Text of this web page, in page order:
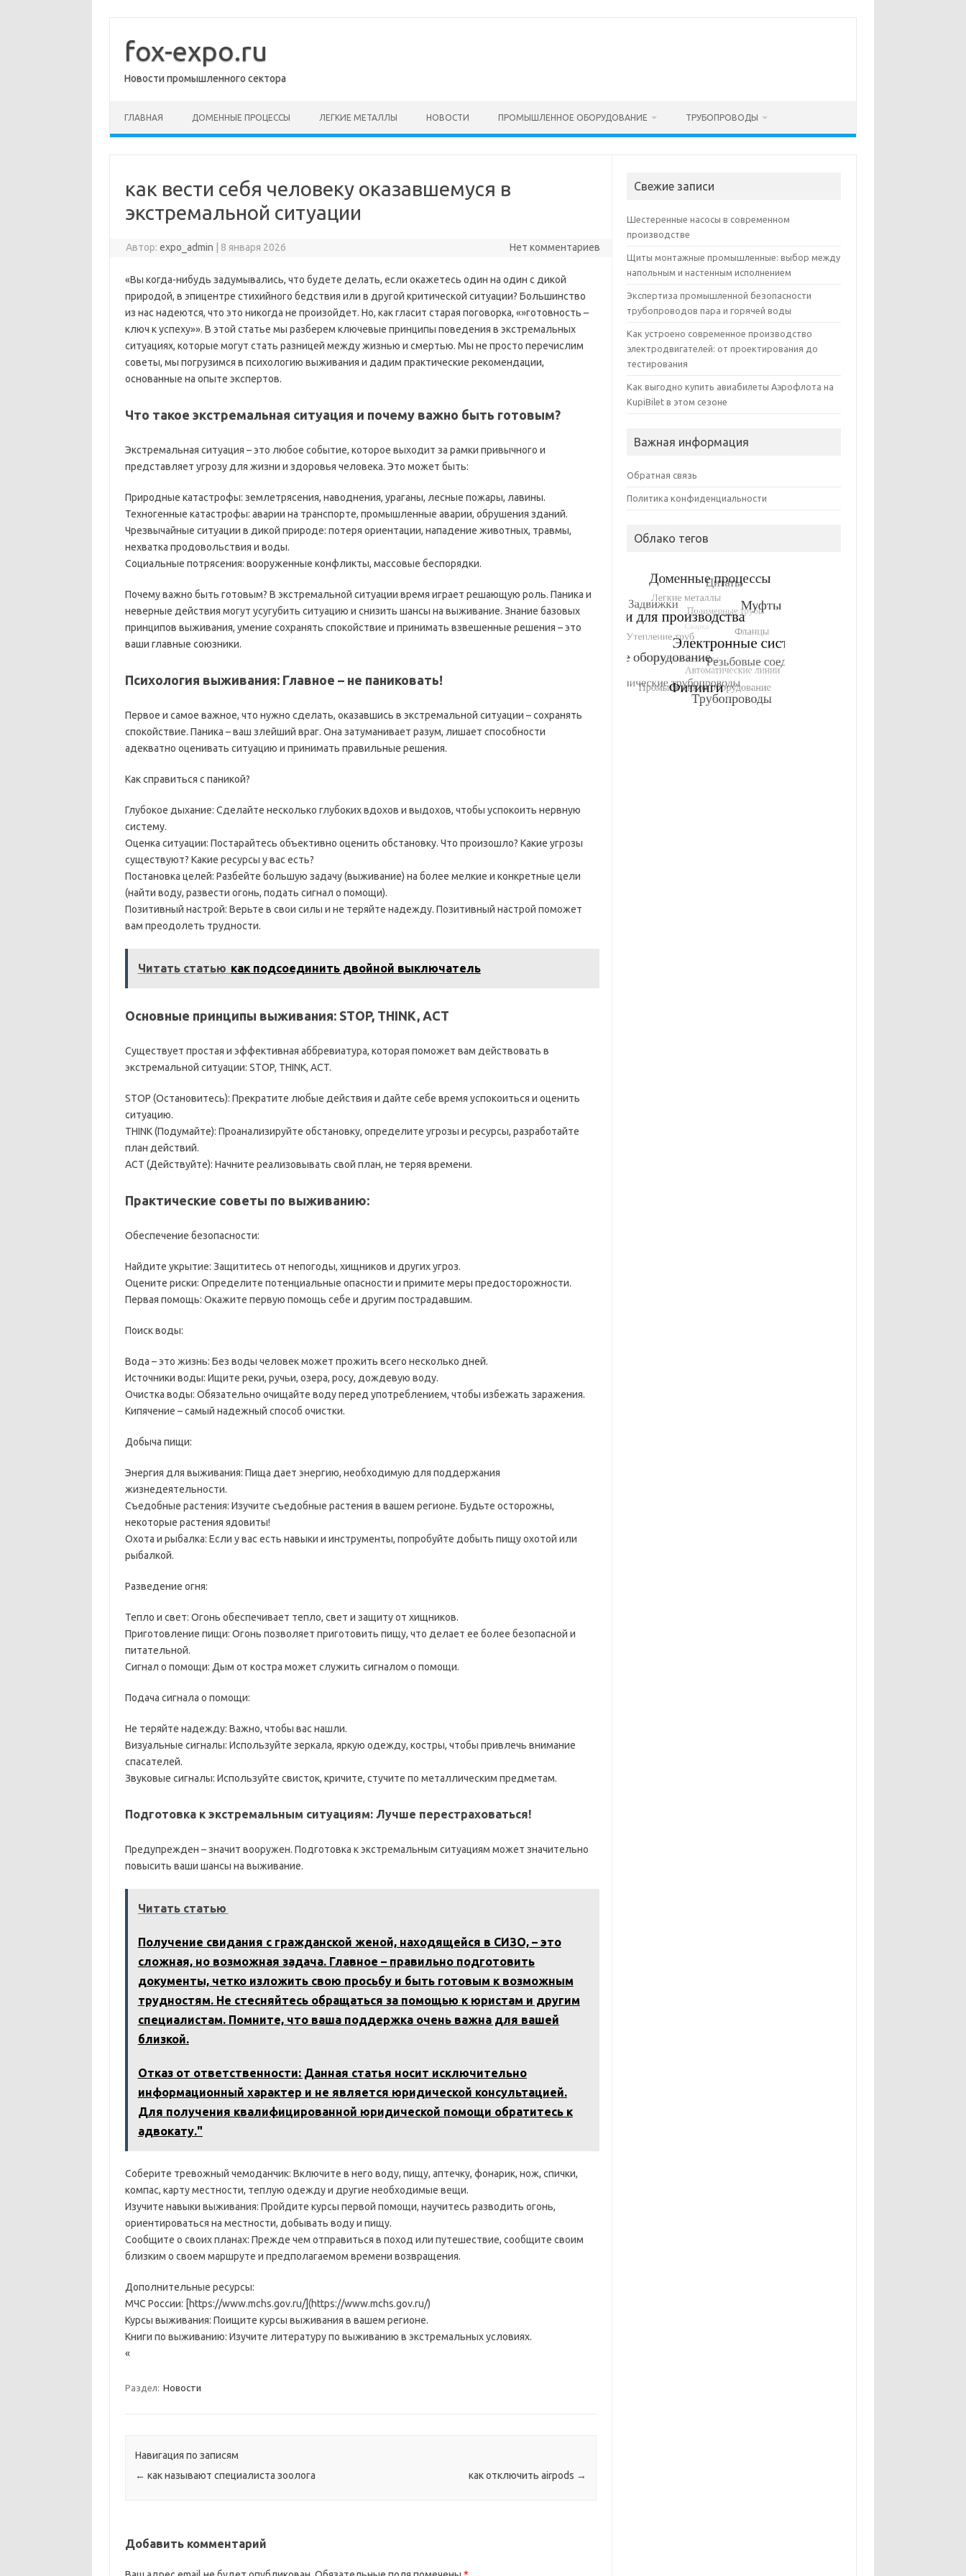
содержимому
fox-expo.ru
Новости промышленного сектора
ГЛАВНАЯ ДОМЕННЫЕ ПРОЦЕССЫ ЛЕГКИЕ МЕТАЛЛЫ НОВОСТИ ПРОМЫШЛЕННОЕ ОБОРУДОВАНИЕ ТРУБОПРОВОДЫ
как вести себя человеку оказавшемуся в
экстремальной ситуации
Автор:expo_admin 8 января 2026 Нет комментариев
«Вы когда-нибудь задумывались, что будете делать, если окажетесь один на один с дикой
природой, в эпицентре стихийного бедствия или в другой критической ситуации? Большинство
из нас надеются, что это никогда не произойдет. Но, как гласит старая поговорка, «»готовность –
ключ к успеху»». В этой статье мы разберем ключевые принципы поведения в экстремальных
ситуациях, которые могут стать разницей между жизнью и смертью. Мы не просто перечислим
советы, мы погрузимся в психологию выживания и дадим практические рекомендации,
основанные на опыте экспертов.
Что такое экстремальная ситуация и почему важно быть готовым?
Экстремальная ситуация – это любое событие, которое выходит за рамки привычного и
представляет угрозу для жизни и здоровья человека. Это может быть:
Природные катастрофы: землетрясения, наводнения, ураганы, лесные пожары, лавины.
Техногенные катастрофы: аварии на транспорте, промышленные аварии, обрушения зданий.
Чрезвычайные ситуации в дикой природе: потеря ориентации, нападение животных, травмы,
нехватка продовольствия и воды.
Социальные потрясения: вооруженные конфликты, массовые беспорядки.
Почему важно быть готовым? В экстремальной ситуации время играет решающую роль. Паника и
неверные действия могут усугубить ситуацию и снизить шансы на выживание. Знание базовых
принципов выживания, умение сохранять спокойствие и принимать взвешенные решения – это
ваши главные союзники.
Психология выживания: Главное – не паниковать!
Первое и самое важное, что нужно сделать, оказавшись в экстремальной ситуации – сохранять
спокойствие. Паника – ваш злейший враг. Она затуманивает разум, лишает способности
адекватно оценивать ситуацию и принимать правильные решения.
Как справиться с паникой?
Глубокое дыхание: Сделайте несколько глубоких вдохов и выдохов, чтобы успокоить нервную
систему.
Оценка ситуации: Постарайтесь объективно оценить обстановку. Что произошло? Какие угрозы
существуют? Какие ресурсы у вас есть?
Постановка целей: Разбейте большую задачу (выживание) на более мелкие и конкретные цели
(найти воду, развести огонь, подать сигнал о помощи).
Позитивный настрой: Верьте в свои силы и не теряйте надежду. Позитивный настрой поможет
вам преодолеть трудности.
Читать статью как подсоединить двойной выключатель
Основные принципы выживания: STOP, THINK, ACT
Существует простая и эффективная аббревиатура, которая поможет вам действовать в
экстремальной ситуации: STOP, THINK, ACT.
STOP (Остановитесь): Прекратите любые действия и дайте себе время успокоиться и оценить
ситуацию.
THINK (Подумайте): Проанализируйте обстановку, определите угрозы и ресурсы, разработайте
план действий.
ACT (Действуйте): Начните реализовывать свой план, не теряя времени.
Практические советы по выживанию:
Обеспечение безопасности:
Найдите укрытие: Защититесь от непогоды, хищников и других угроз.
Оцените риски: Определите потенциальные опасности и примите меры предосторожности.
Первая помощь: Окажите первую помощь себе и другим пострадавшим.
Поиск воды:
Вода – это жизнь: Без воды человек может прожить всего несколько дней.
Источники воды: Ищите реки, ручьи, озера, росу, дождевую воду.
Очистка воды: Обязательно очищайте воду перед употреблением, чтобы избежать заражения.
Кипячение – самый надежный способ очистки.
Добыча пищи:
Энергия для выживания: Пища дает энергию, необходимую для поддержания
жизнедеятельности.
Съедобные растения: Изучите съедобные растения в вашем регионе. Будьте осторожны,
некоторые растения ядовиты!
Охота и рыбалка: Если у вас есть навыки и инструменты, попробуйте добыть пищу охотой или
рыбалкой.
Разведение огня:
Тепло и свет: Огонь обеспечивает тепло, свет и защиту от хищников.
Приготовление пищи: Огонь позволяет приготовить пищу, что делает ее более безопасной и
питательной.
Сигнал о помощи: Дым от костра может служить сигналом о помощи.
Подача сигнала о помощи:
Не теряйте надежду: Важно, чтобы вас нашли.
Визуальные сигналы: Используйте зеркала, яркую одежду, костры, чтобы привлечь внимание
спасателей.
Звуковые сигналы: Используйте свисток, кричите, стучите по металлическим предметам.
Подготовка к экстремальным ситуациям: Лучше перестраховаться!
Предупрежден – значит вооружен. Подготовка к экстремальным ситуациям может значительно
повысить ваши шансы на выживание.
Читать статью
Получение свидания с гражданской женой, находящейся в СИЗО, – это
сложная, но возможная задача. Главное – правильно подготовить
документы, четко изложить свою просьбу и быть готовым к возможным
трудностям. Не стесняйтесь обращаться за помощью к юристам и другим
специалистам. Помните, что ваша поддержка очень важна для вашей
близкой.
Отказ от ответственности: Данная статья носит исключительно
информационный характер и не является юридической консультацией.
Для получения квалифицированной юридической помощи обратитесь к
адвокату."
Соберите тревожный чемоданчик: Включите в него воду, пищу, аптечку, фонарик, нож, спички,
компас, карту местности, теплую одежду и другие необходимые вещи.
Изучите навыки выживания: Пройдите курсы первой помощи, научитесь разводить огонь,
ориентироваться на местности, добывать воду и пищу.
Сообщите о своих планах: Прежде чем отправиться в поход или путешествие, сообщите своим
близким о своем маршруте и предполагаемом времени возвращения.
Дополнительные ресурсы:
МЧС России: [https://www.mchs.gov.ru/](https://www.mchs.gov.ru/)
Курсы выживания: Поищите курсы выживания в вашем регионе.
Книги по выживанию: Изучите литературу по выживанию в экстремальных условиях.
«
Раздел: Новости
Навигация по записям
← как называют специалиста зоолога как отключить airpods →
Добавить комментарий
Свежие записи
Шестеренные насосы в современном
производстве
Щиты монтажные промышленные: выбор между
напольным и настенным исполнением
Экспертиза промышленной безопасности
трубопроводов пара и горячей воды
Как устроено современное производство
электродвигателей: от проектирования до
тестирования
Как выгодно купить авиабилеты Аэрофлота на
KupiBilet в этом сезоне
Важная информация
Обратная связь
Политика конфиденциальности
Облако тегов